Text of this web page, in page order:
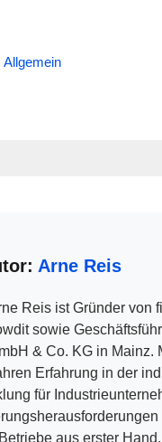
Allgemein
Arne Reis
Reis ist Gründer von
sowie
& Co. KG in Mainz.
Erfahrung in der
für
aus erster